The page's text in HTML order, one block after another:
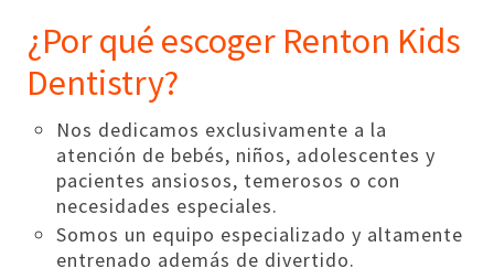
¿Por qué escoger Renton Kids
Dentistry?
Nos dedicamos exclusivamente a la
atención de bebés, niños, adolescentes y
pacientes ansiosos, temerosos o con
necesidades especiales.
Somos un equipo especializado y altamente
entrenado además de divertido.